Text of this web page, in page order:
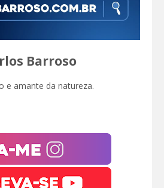
Barroso
e amante da natureza.